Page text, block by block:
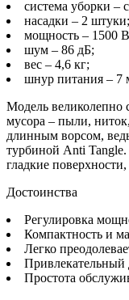
система уборки –
насадки – 2 штуки;
мощность – 1500
шум – 86 дБ;
вес – 4,6 кг;
шнур питания – 7
Модель великолепно
мусора – пыли,
длинным ворсом,
турбиной Anti
гладкие
Достоинства
Регулировка
Компактность и
Легко
Привлекательный
Простота